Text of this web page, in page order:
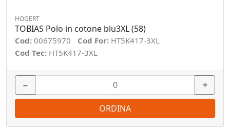
HOGERT
TOBIAS Polo in cotone blu3XL (58)
Cod: 00675970 Cod For: HT5K417-3XL
Cod Tec: HT5K417-3XL
− +
ORDINA